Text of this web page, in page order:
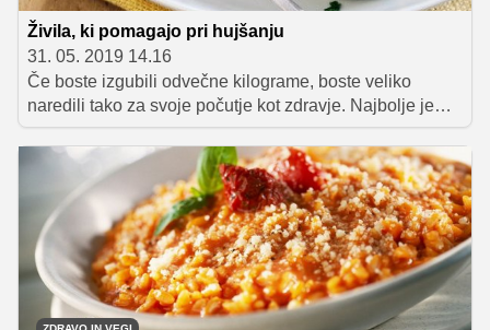
Živila, ki pomagajo pri hujšanju
31. 05. 2019 14.16
Če boste izgubili odvečne kilograme, boste veliko
naredili tako za svoje počutje kot zdravje. Najbolje je
primerno telesno težo doseči na zdrav način in jo tudi
ohranjati. Zato je treba dolgoročno spremeniti
prehranske navade v bolj zdrave. To pomeni, da
izbiramo bolj zdrava živila pa tudi, da ne izpuščamo
zajtrka, da več pojemo v prvi polovici dneva, da imamo
redne obroke in da ti niso preveliki.